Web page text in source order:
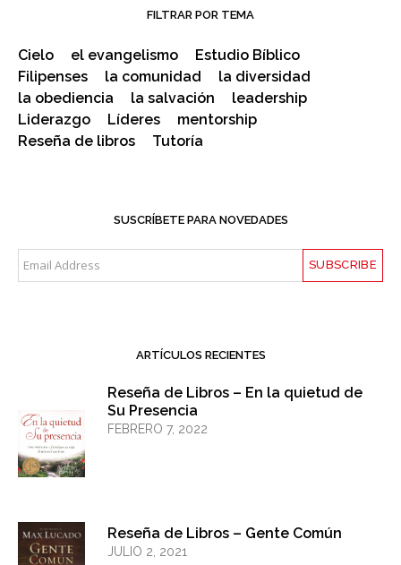
FILTRAR POR TEMA
Cielo el evangelismo
Estudio Bíblico
Filipenses
la comunidad
la diversidad
la obediencia
la salvación
leadership
Liderazgo
Líderes
mentorship
Reseña de libros
Tutoría
SUSCRÍBETE PARA NOVEDADES
ARTÍCULOS RECIENTES
Reseña de Libros – En la quietud de
Su Presencia
FEBRERO 7, 2022
Reseña de Libros – Gente Común
JULIO 2, 2021